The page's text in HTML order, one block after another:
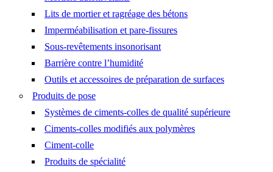
Lits de mortier et ragréage des bétons
Imperméabilisation et pare-fissures
Sous-revêtements insonorisant
Barrière contre l’humidité
Outils et accessoires de préparation de surfaces
Produits de pose
Systèmes de ciments-colles de qualité supérieure
Ciments-colles modifiés aux polymères
Ciment-colle
Produits de spécialité